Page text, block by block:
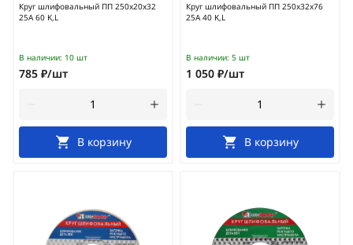
Круг шлифовальный ПП 250х20х32
25А 60 K,L
В наличии: 10 шт
785 ₽/шт
В корзину
Круг шлифовальный ПП 250х32х76
25А 40 K,L
В наличии: 5 шт
1 050 ₽/шт
В корзину